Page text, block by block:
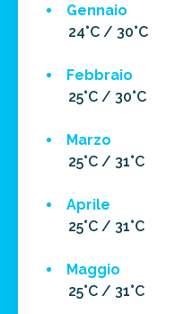
Gennaio
24°C / 30°C
Febbraio
25°C / 30°C
Marzo
25°C / 31°C
Aprile
25°C / 31°C
Maggio
25°C / 31°C